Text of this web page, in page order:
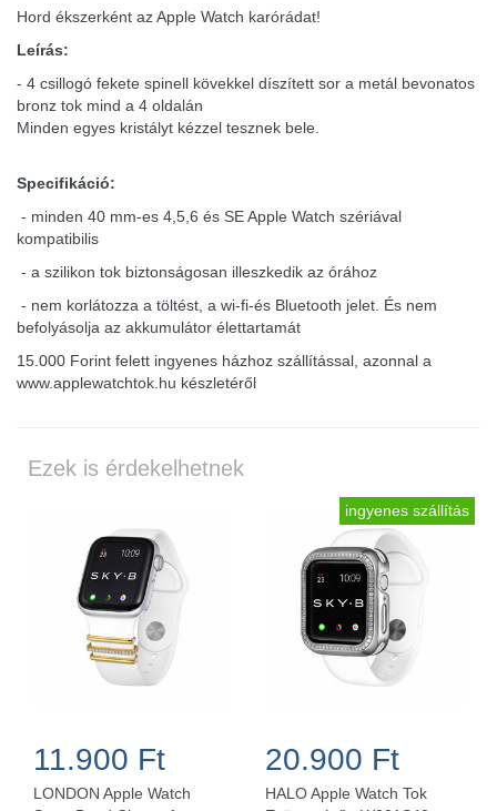
Hord ékszerként az Apple Watch karórádat!
Leírás:
- 4 csillogó fekete spinell kövekkel díszített sor a metál bevonatos
bronz tok mind a 4 oldalán
Minden egyes kristályt kézzel tesznek bele.
Specifikáció:
- minden 40 mm-es 4,5,6 és SE Apple Watch szériával
kompatibilis
- a szilikon tok biztonságosan illeszkedik az órához
- nem korlátozza a töltést, a wi-fi-és Bluetooth jelet. És nem
befolyásolja az akkumulátor élettartamát
15.000 Forint felett ingyenes házhoz szállítással, azonnal a
www.applewatchtok.hu készletéről
Ezek is érdekelhetnek
11.900 Ft
LONDON Apple Watch
ingyenes szállítás
20.900 Ft
HALO Apple Watch Tok